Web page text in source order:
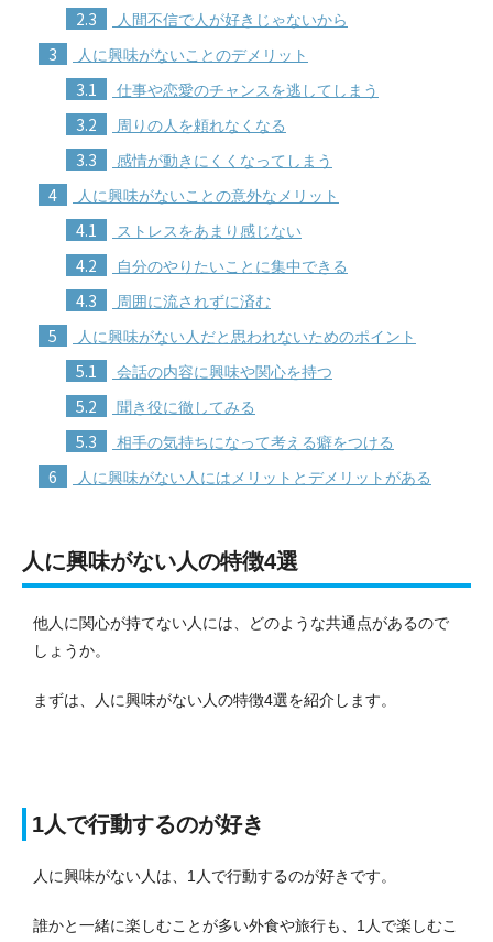
2.3 人間不信で人が好きじゃないから
3 人に興味がないことのデメリット
3.1 仕事や恋愛のチャンスを逃してしまう
3.2 周りの人を頼れなくなる
3.3 感情が動きにくくなってしまう
4 人に興味がないことの意外なメリット
4.1 ストレスをあまり感じない
4.2 自分のやりたいことに集中できる
4.3 周囲に流されずに済む
5 人に興味がない人だと思われないためのポイント
5.1 会話の内容に興味や関心を持つ
5.2 聞き役に徹してみる
5.3 相手の気持ちになって考える癖をつける
6 人に興味がない人にはメリットとデメリットがある
人に興味がない人の特徴4選
他人に関心が持てない人には、どのような共通点があるので
しょうか。
まずは、人に興味がない人の特徴4選を紹介します。
1人で行動するのが好き
人に興味がない人は、1人で行動するのが好きです。
誰かと一緒に楽しむことが多い外食や旅行も、1人で楽しむこ